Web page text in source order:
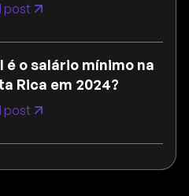
post
é o salário mínimo na
Rica em 2024?
post